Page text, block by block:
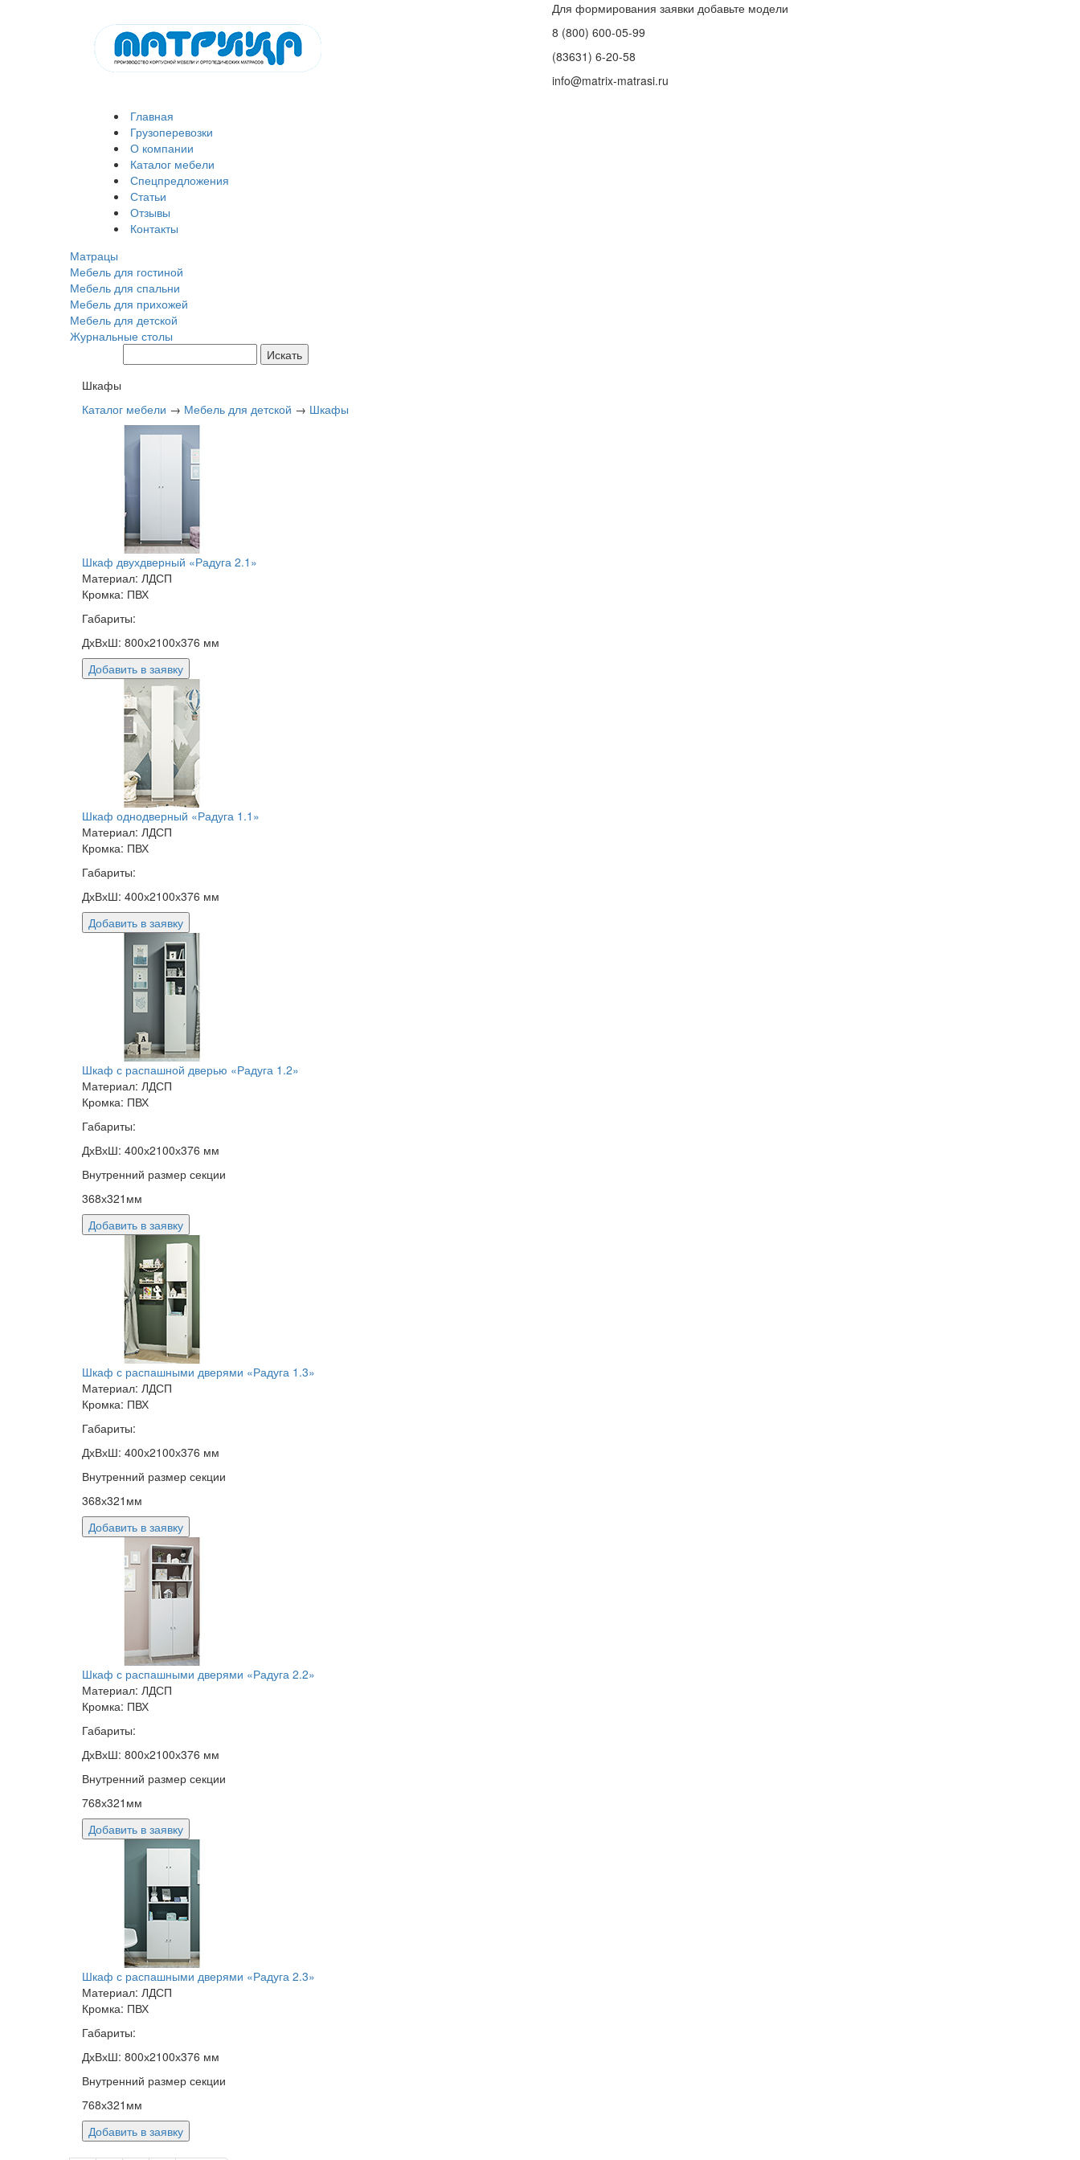
Для формирования заявки добавьте модели
8 (800) 600-05-99
(83631) 6-20-58
info@matrix-matrasi.ru
Главная
Грузоперевозки
О компании
Каталог мебели
Спецпредложения
Статьи
Отзывы
Контакты
Матрацы
Мебель для гостиной
Мебель для спальни
Мебель для прихожей
Мебель для детской
Журнальные столы
Искать
Шкафы
Каталог мебели → Мебель для детской → Шкафы
Шкаф двухдверный «Радуга 2.1»
Материал: ЛДСП
Кромка: ПВХ
Габариты:
ДхВхШ: 800х2100х376 мм
Добавить в заявку
Шкаф однодверный «Радуга 1.1»
Материал: ЛДСП
Кромка: ПВХ
Габариты:
ДхВхШ: 400х2100х376 мм
Добавить в заявку
Шкаф с распашной дверью «Радуга 1.2»
Материал: ЛДСП
Кромка: ПВХ
Габариты:
ДхВхШ: 400х2100х376 мм
Внутренний размер секции
368х321мм
Добавить в заявку
Шкаф с распашными дверями «Радуга 1.3»
Материал: ЛДСП
Кромка: ПВХ
Габариты:
ДхВхШ: 400х2100х376 мм
Внутренний размер секции
368х321мм
Добавить в заявку
Шкаф с распашными дверями «Радуга 2.2»
Материал: ЛДСП
Кромка: ПВХ
Габариты:
ДхВхШ: 800х2100х376 мм
Внутренний размер секции
768х321мм
Добавить в заявку
Шкаф с распашными дверями «Радуга 2.3»
Материал: ЛДСП
Кромка: ПВХ
Габариты:
ДхВхШ: 800х2100х376 мм
Внутренний размер секции
768х321мм
Добавить в заявку